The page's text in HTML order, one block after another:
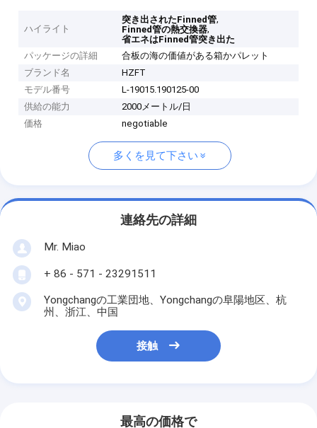
ハイライト
突き出されたFinned管,
Finned管の熱交換器,
省エネはFinned管突き出た
パッケージの詳細
合板の海の価値がある箱かパレット
ブランド名
HZFT
モデル番号
L-19015.190125-00
供給の能力
2000メートル/日
価格
negotiable
多くを見て下さい
連絡先の詳細
Mr. Miao
+ 86 - 571 - 23291511
Yongchangの工業団地、Yongchangの阜陽地区、杭
州、浙江、中国
接触
最高の価格で